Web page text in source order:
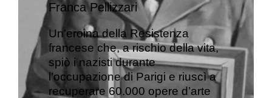
Franca Pellizzari
Un’eroina della Resistenza
francese che, a rischio della vita,
spiò i nazisti durante
l’occupazione di Parigi e riuscì a
recuperare 60.000 opere d’arte